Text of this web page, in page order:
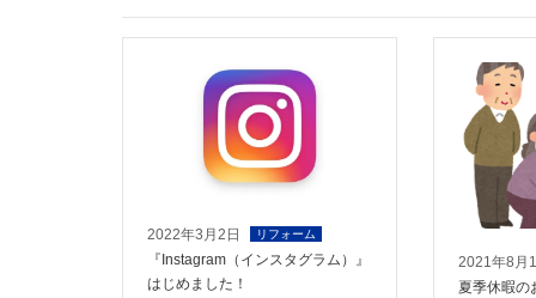
2022年3月2日 リフォーム
『Instagram（インスタグラム）』
はじめました！
2021年8月
夏季休暇の